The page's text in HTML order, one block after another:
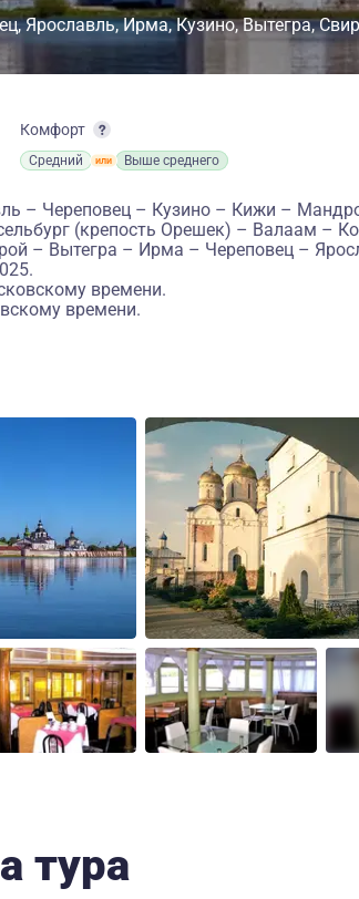
Ярославль Ирма Кузино Вытегра
Комфорт
Средний Выше среднего
– Череповец – Кузино – Кижи –
(крепость Орешек) – Валаам –
– Вытегра – Ирма – Череповец –
времени.
времени.
тура